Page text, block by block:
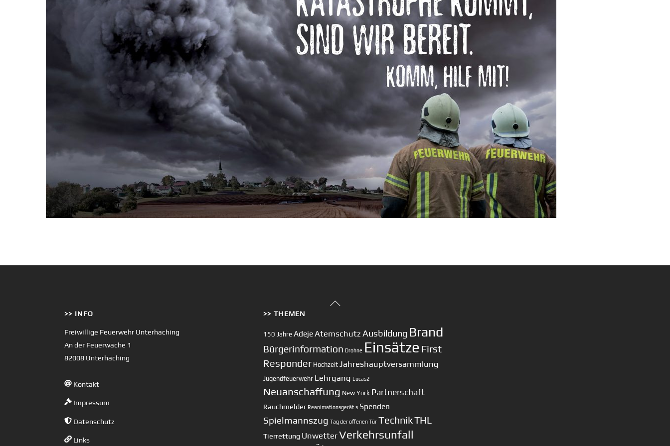
Back
>> INFO
Freiwillige Feuerwehr Unterhaching
An der Feuerwache 1
82008 Unterhaching
Kontakt
Impressum
Datenschutz
Links
>> THEMEN
150 Jahre AdejeAtemschutz Ausbildung Brand
Bürgerinformation Drohne Einsätze First
Responder Hochzeit Jahreshauptversammlung
Jugendfeuerwehr Lehrgang Lucas2
Neuanschaffung New York Partnerschaft
Rauchmelder Reanimationsgerät s Spenden
Spielmannszug Tag der offenen Tür TechnikTHL
Tierrettung UnwetterVerkehrsunfall